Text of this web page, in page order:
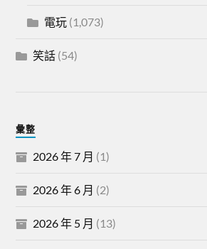
電玩 (1,073)
笑話 (54)
彙整
2026 年 7 月 (1)
2026 年 6 月 (2)
2026 年 5 月 (13)